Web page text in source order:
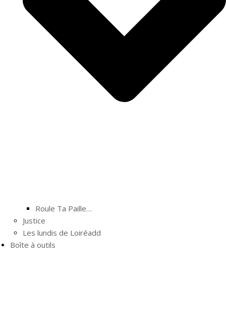
Roule Ta Paille…
Justice
Les lundis de Loiréadd
Boîte à outils